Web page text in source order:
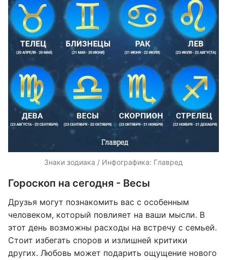
Знаки зодиака / Инфографика: Главред
Гороскоп на сегодня - Весы
Друзья могут познакомить вас с особенным
человеком, который повлияет на ваши мысли. В
этот день возможны расходы на встречу с семьей.
Стоит избегать споров и излишней критики
других. Любовь может подарить ощущение нового